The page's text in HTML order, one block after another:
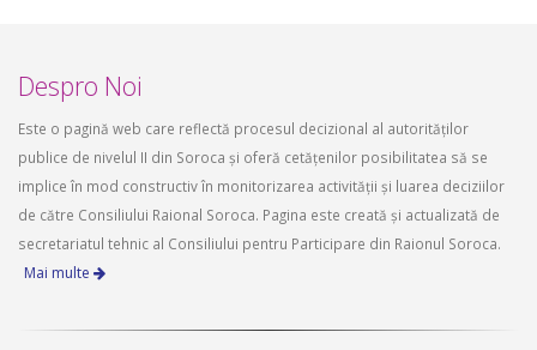
Despro Noi
Este o pagină web care reflectă procesul decizional al autorităților
publice de nivelul II din Soroca și oferă cetățenilor posibilitatea să se
implice în mod constructiv în monitorizarea activității și luarea deciziilor
de către Consiliului Raional Soroca. Pagina este creată și actualizată de
secretariatul tehnic al Consiliului pentru Participare din Raionul Soroca.
Mai multe